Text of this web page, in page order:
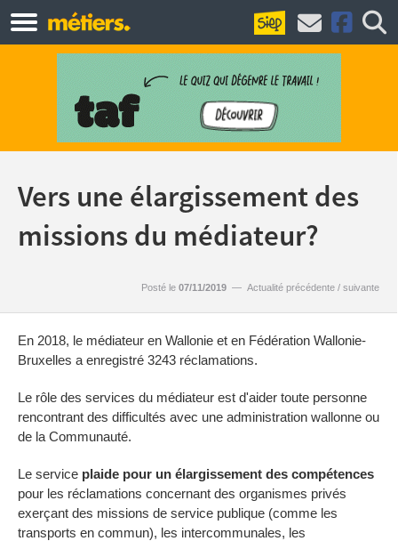
Vers une élargissement des
missions du médiateur?
Posté le 07/11/2019 — Actualité précédente / suivante
En 2018, le médiateur en Wallonie et en Fédération Wallonie-
Bruxelles a enregistré 3243 réclamations.
Le rôle des services du médiateur est d'aider toute personne
rencontrant des difficultés avec une administration wallonne ou
de la Communauté.
Le service plaide pour un élargissement des compétences
pour les réclamations concernant des organismes privés
exerçant des missions de service publique (comme les
transports en commun), les intercommunales, les